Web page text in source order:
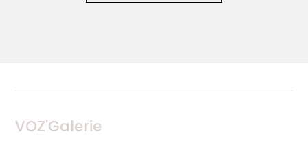
VOZ'Galerie